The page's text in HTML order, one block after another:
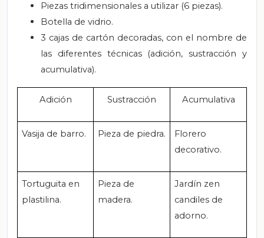
Piezas tridimensionales a utilizar (6 piezas).
Botella de vidrio.
3 cajas de cartón decoradas, con el nombre de
las diferentes técnicas (adición, sustracción y
acumulativa).
Adición Sustracción Acumulativa
Vasija de barro. Pieza de piedra.
Florero
decorativo.
Tortuguita en
plastilina.
Pieza de
madera.
Jardín zen
candiles de
adorno.